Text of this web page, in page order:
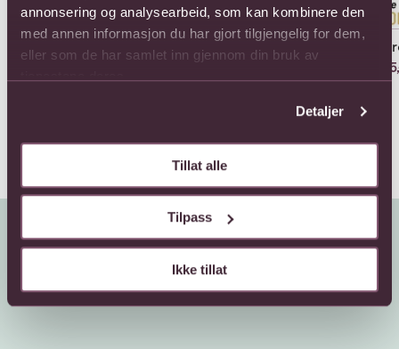
annonsering og analysearbeid, som kan kombinere den
med annen informasjon du har gjort tilgjengelig for dem,
eller som de har samlet inn gjennom din bruk av
Detaljer
Tillat alle
Tilpass
Ikke tillat
"Richness basket"
Composition
Fra 858,-
100 roses in a basket
Fra 4081,-